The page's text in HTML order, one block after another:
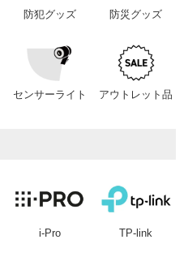
防犯グッズ 防災グッズ
センサーライト アウトレット品
i-Pro TP-link